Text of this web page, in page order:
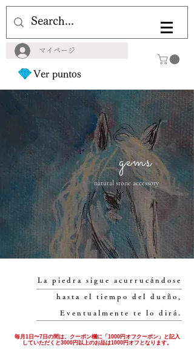
マイページ
Ver puntos
gems
natural stone accessory
La piedra sigue acurrucándose
hasta el tiempo del dueño,
Eventualmente te lo dirá.
毎月1日〜7日の間は、クーポン欄に「1000円オフクーポン」と記入
していただくと3000円以上のお品は1000円オフとなります。